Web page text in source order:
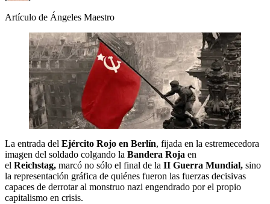
Artículo de Ángeles Maestro
La entrada del Ejército Rojo en Berlín, fijada en la estremecedora
imagen del soldado colgando la Bandera Roja en
el Reichstag, marcó no sólo el final de la II Guerra Mundial, sino
la representación gráfica de quiénes fueron las fuerzas decisivas
capaces de derrotar al monstruo nazi engendrado por el propio
capitalismo en crisis.